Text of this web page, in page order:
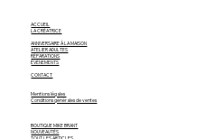
ACCUEIL
LA CRÉATRICE
ANNIVERSAIRE À LA MAISON
ATELIER ADULTES
RÉPARATIONS
ÉVÈNEMENTS
CONTACT
Mentions légales
Conditions générales de ventes
BOUTIQUE MIKE BRANT
NOUVEAUTÉS
TOUT LES ARTICLES